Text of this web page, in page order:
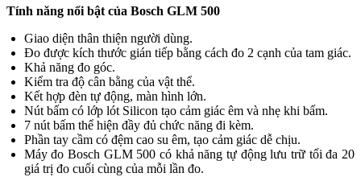
Tính năng nổi bật của Bosch GLM 500
Giao diện thân thiện người dùng.
Đo được kích thước gián tiếp bằng cách đo 2 cạnh của tam giác.
Khả năng đo góc.
Kiểm tra độ cân bằng của vật thể.
Kết hợp đèn tự động, màn hình lớn.
Nút bấm có lớp lót Silicon tạo cảm giác êm và nhẹ khi bấm.
7 nút bấm thể hiện đầy đủ chức năng đi kèm.
Phần tay cầm có đệm cao su êm, tạo cảm giác dễ chịu.
Máy đo Bosch GLM 500 có khả năng tự động lưu trữ tối đa 20
giá trị đo cuối cùng của mỗi lần đo.